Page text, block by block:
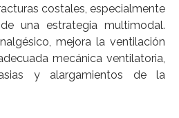
costales, especialmente
una estrategia multimodal.
mejora la ventilación
mecánica ventilatoria,
y alargamientos de la